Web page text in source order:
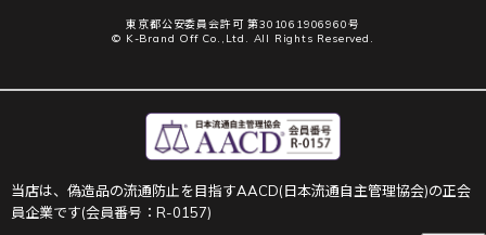
東京都公安委員会許可 第301061906960号
© K-Brand Off Co.,Ltd. All Rights Reserved.
当店は、偽造品の流通防止を目指すAACD(日本流通自主管理協会)の正会
員企業です(会員番号：R-0157)